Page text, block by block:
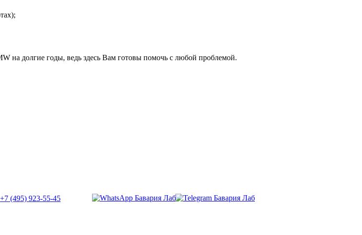
на долгие годы, ведь здесь Вам готовы помочь с любой проблемой.
+7 (495) 923-55-45